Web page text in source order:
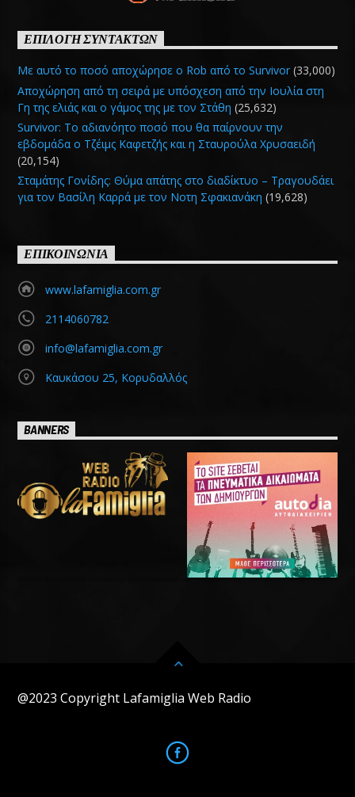
ΕΠΙΛΟΓΗ ΣΥΝΤΑΚΤΩΝ
Με αυτό το ποσό αποχώρησε ο Rob από το Survivor (33,000)
Αποχώρηση από τη σειρά με υπόσχεση από την Ιουλία στη
Γη της ελιάς και ο γάμος της με τον Στάθη (25,632)
Survivor: Το αδιανόητο ποσό που θα παίρνουν την
εβδομάδα ο Τζέιμς Καφετζής και η Σταυρούλα Χρυσαειδή
(20,154)
Σταμάτης Γονίδης: Θύμα απάτης στο διαδίκτυο – Τραγουδάει
για τον Βασίλη Καρρά με τον Νοτη Σφακιανάκη (19,628)
ΕΠΙΚΟΙΝΩΝΙΑ
www.lafamiglia.com.gr
2114060782
info@lafamiglia.com.gr
Καυκάσου 25, Κορυδαλλός
BANNERS
@2023 Copyright Lafamiglia Web Radio